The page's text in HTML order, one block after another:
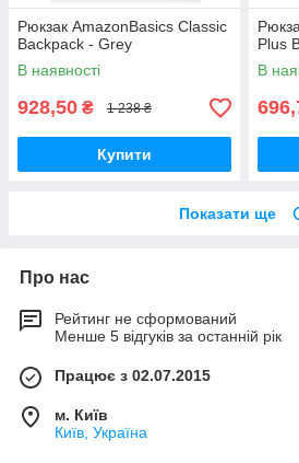
Рюкзак AmazonBasics Classic
Backpack - Grey
В наявності
928,50 ₴ 1 238 ₴
Купити
Plus
В
Показати ще
Про нас
Рейтинг не сформований
Менше 5 відгуків за останній рік
Працює з 02.07.2015
м. Київ
Київ, Україна